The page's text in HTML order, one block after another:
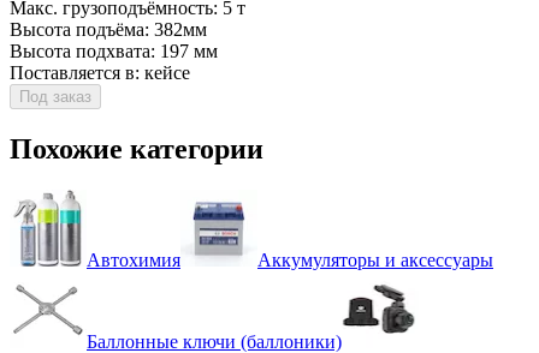
Макс. грузоподъёмность: 5 т
Высота подъёма: 382мм
Высота подхвата: 197 мм
Поставляется в: кейсе
Под заказ
Похожие категории
Автохимия Аккумуляторы и аксессуары
Баллонные ключи (баллоники)